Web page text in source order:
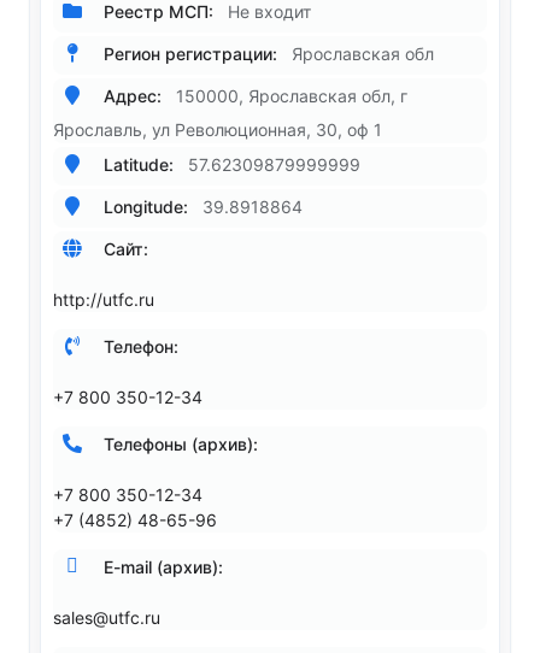
Реестр МСП: Не входит
Регион регистрации: Ярославская обл
Адрес:
150000, Ярославская обл, г
Ярославль, ул Революционная, 30, оф 1
Latitude:
57.62309879999999
Longitude: 39.8918864
Сайт:
http://utfc.ru
Телефон:
+7 800 350-12-34
Телефоны (архив):
+7 800 350-12-34
+7 (4852) 48-65-96
E-mail (архив):
sales@utfc.ru